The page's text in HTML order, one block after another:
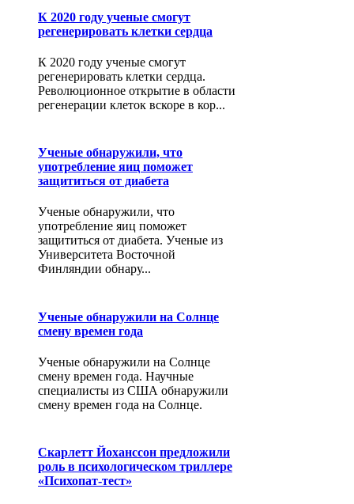
К 2020 году ученые смогут
регенерировать клетки сердца
К 2020 году ученые смогут
регенерировать клетки сердца.
Революционное открытие в области
регенерации клеток вскоре в кор...
Ученые обнаружили, что
употребление яиц поможет
защититься от диабета
Ученые обнаружили, что
употребление яиц поможет
защититься от диабета. Ученые из
Университета Восточной
Финляндии обнару...
Ученые обнаружили на Солнце
смену времен года
Ученые обнаружили на Солнце
смену времен года. Научные
специалисты из США обнаружили
смену времен года на Солнце.
Скарлетт Йоханссон предложили
роль в психологическом триллере
«Психопат-тест»